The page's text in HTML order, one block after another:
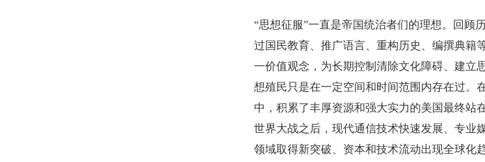
“思想征服”一直是帝国统治者们的理想。回顾
过国民教育、推广语言、重构历史、编撰典籍
一价值观念，为长期控制清除文化障碍、建立
想殖民只是在一定空间和时间范围内存在过。
中，积累了丰厚资源和强大实力的美国最终站
世界大战之后，现代通信技术快速发展、专业
领域取得新突破、资本和技术流动出现全球化